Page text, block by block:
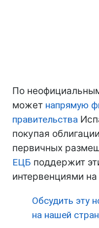
По
может напрямую
правительства
покупая
первичных
ЕЦБ поддержит
интервенциями
Обсудить эту
на нашей